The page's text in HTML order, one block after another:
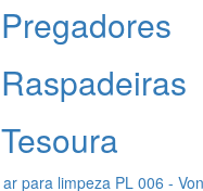
Pregadores
Raspadeiras
Tesoura